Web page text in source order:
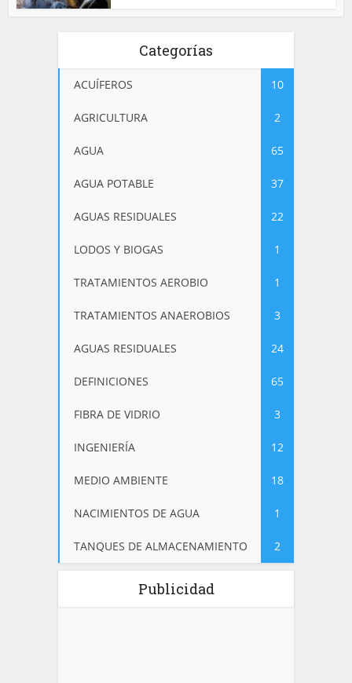
Categorías
ACUÍFEROS 10
AGRICULTURA 2
AGUA 65
AGUA POTABLE 37
AGUAS RESIDUALES 22
LODOS Y BIOGAS 1
TRATAMIENTOS AEROBIO 1
TRATAMIENTOS ANAEROBIOS 3
AGUAS RESIDUALES 24
DEFINICIONES 65
FIBRA DE VIDRIO 3
INGENIERÍA 12
MEDIO AMBIENTE 18
NACIMIENTOS DE AGUA 1
TANQUES DE ALMACENAMIENTO 2
Publicidad